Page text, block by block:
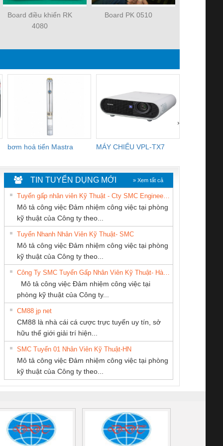
Board điều khiển RK
4080
Board PK 0510
bơm hoả tiển Mastra MÁY CHIẾU VPL-TX7
›
An Toàn
Contact
– PSR-
SCP-
FSP/2X1/1X2
sát chuỗi
tấm pin
16I+
(2502520000)
Bộ giám sát chuỗi
tấm pin
TRANSCLINIC 16I+
1K5 L (2433950000)
Bộ giám sát dòng
TRANSCLINIC 16I+
(2008130000)
điện TRANSCLINIC
BKE 1K5.4
(7791400879)2. Giá
Nẹp nhôm chống
trơn Đà Nẵng
Ty TNHH
Bị Điện Nam
Thịnh
CÔNG TY CỔ
PHẦN TỰ ĐỘNG
TIẾN HƯNG
CÔNG TY TNHH
DỊCH VỤ KỸ
THUẬT ĐIỆN CƠ
GIA HƯNG PHÁT
TNHH TM QC
Miền
MEKONG MARINE
SUPPLY
PHẦN DÂY VÀ
TIN TUYỂN DỤNG MỚI » Xem tất cả
Tuyển gấp nhân viên Kỹ Thuật - Cty SMC Engineering
Mô tả công việc Đảm nhiệm công việc tại phòng
kỹ thuật của Công ty theo...
Tuyển Nhanh Nhân Viên Kỹ Thuật- SMC
Mô tả công việc Đảm nhiệm công việc tại phòng
kỹ thuật của Công ty theo...
Công Ty SMC Tuyển Gấp Nhân Viên Kỹ Thuật- Hà Nội
Mô tả công việc Đảm nhiệm công việc tại
phòng kỹ thuật của Công ty...
CM88 jp net
CM88 là nhà cái cá cược trực tuyến uy tín, sở
hữu thế giới giải trí hiện...
SMC Tuyển 01 Nhân Viên Kỹ Thuật-HN
Mô tả công việc Đảm nhiệm công việc tại phòng
kỹ thuật của Công ty theo...